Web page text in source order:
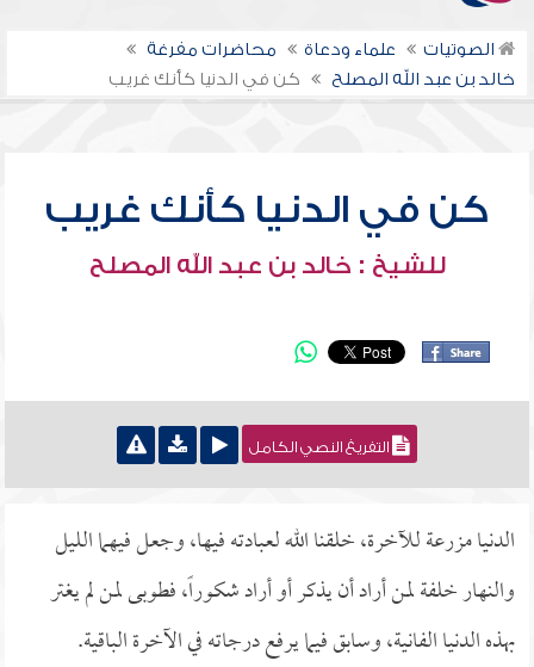
الصوتيات علماء ودعاة
محاضرات مفرغة
خالد بن عبد الله المصلح
كن في الدنيا كأنك غريب
كن في الدنيا كأنك غريب
للشيخ : خالد بن عبد الله المصلح
التفريغ النصي الكامل
الدنيا مزرعة للآخرة، خلقنا الله لعبادته فيها، وجعل فيهما الليل
والنهار خلفة لمن أراد أن يذكر أو أراد شكوراً، فطوبى لمن لم يغتر
بهذه الدنيا الفانية، وسابق فيما يرفع درجاته في الآخرة الباقية.